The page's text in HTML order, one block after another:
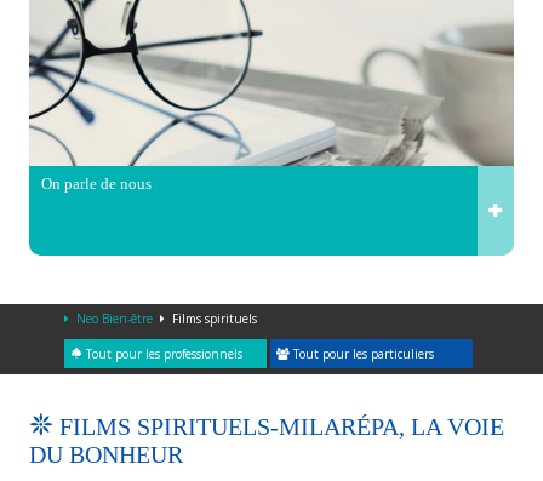
On parle de nous
Neo Bien-être Films spirituels
Tout pour les professionnels Tout pour les particuliers
FILMS SPIRITUELS-MILARÉPA, LA VOIE
DU BONHEUR